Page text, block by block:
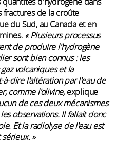
fractures de la croûte
du Sud, au Canada et en
« Plusieurs processus
de produire l'hydrogène
sont bien connus : les
volcaniques et la
à-dire l'altération par l'eau de
comme l'olivine,explique
de ces deux mécanismes
observations. Il fallait donc
Et la radiolyse de l'eau est
»